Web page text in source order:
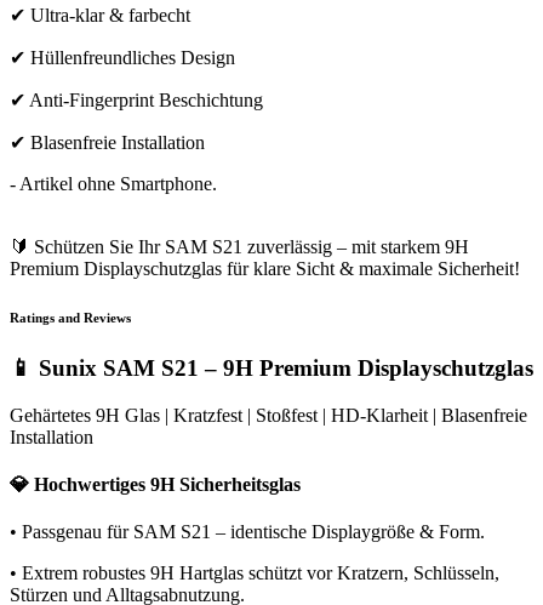
✔ Ultra-klar & farbecht
✔ Hüllenfreundliches Design
✔ Anti-Fingerprint Beschichtung
✔ Blasenfreie Installation
- Artikel ohne Smartphone.
🔰 Schützen Sie Ihr SAM S21 zuverlässig – mit starkem 9H
Premium Displayschutzglas für klare Sicht & maximale Sicherheit!
Ratings and Reviews
📱 Sunix SAM S21 – 9H Premium Displayschutzglas
Gehärtetes 9H Glas | Kratzfest | Stoßfest | HD-Klarheit | Blasenfreie
Installation
💎 Hochwertiges 9H Sicherheitsglas
• Passgenau für SAM S21 – identische Displaygröße & Form.
• Extrem robustes 9H Hartglas schützt vor Kratzern, Schlüsseln,
Stürzen und Alltagsabnutzung.